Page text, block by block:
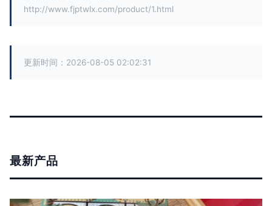
http://www.fjptwlx.com/product/1.html
更新时间：2026-08-05 02:02:31
最新产品